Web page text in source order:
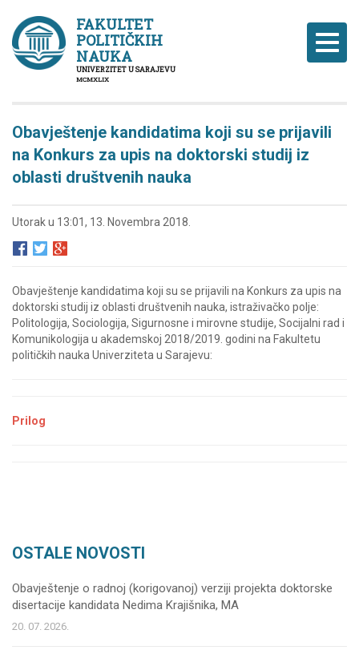
FAKULTET
POLITIČKIH
NAUKA
UNIVERZITET U SARAJEVU
MCMXLIX
Obavještenje kandidatima koji su se prijavili
na Konkurs za upis na doktorski studij iz
oblasti društvenih nauka
Utorak u 13:01, 13. Novembra 2018.
Obavještenje kandidatima koji su se prijavili na Konkurs za upis na
doktorski studij iz oblasti društvenih nauka, istraživačko polje:
Politologija, Sociologija, Sigurnosne i mirovne studije, Socijalni rad i
Komunikologija u akademskoj 2018/2019. godini na Fakultetu
političkih nauka Univerziteta u Sarajevu:
Prilog
OSTALE NOVOSTI
Obavještenje o radnoj (korigovanoj) verziji projekta doktorske
disertacije kandidata Nedima Krajišnika, MA
20. 07. 2026.